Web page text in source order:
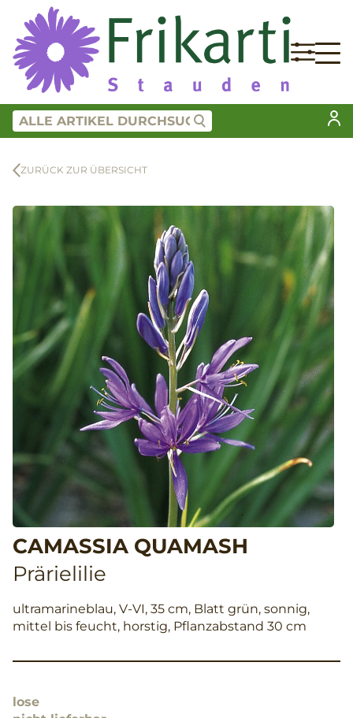
ZURÜCK ZUR ÜBERSICHT
CAMASSIA QUAMASH
Prärielilie
ultramarineblau, V-VI, 35 cm, Blatt grün, sonnig,
mittel bis feucht, horstig, Pflanzabstand 30 cm
lose